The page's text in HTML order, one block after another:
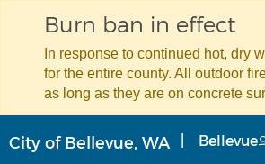
요
Burn ban in effect
In response to continued hot, dry
for the entire county. All outdoor
as long as they are on concrete
City of Bellevue, WA Bellevue